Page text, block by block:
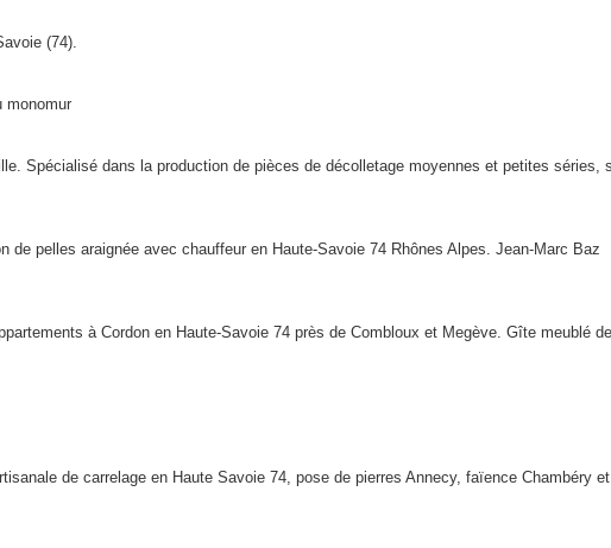
(74).
monomur
Spécialisé dans la production de pièces de décolletage moyennes et petites séries,
pelles araignée avec chauffeur en Haute-Savoie 74 Rhônes Alpes. Jean-Marc Baz
à Cordon en Haute-Savoie 74 près de Combloux et Megève. Gîte meublé de
de carrelage en Haute Savoie 74, pose de pierres Annecy, faïence Chambéry et